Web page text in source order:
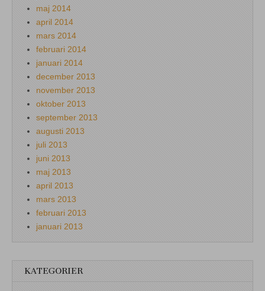
maj 2014
april 2014
mars 2014
februari 2014
januari 2014
december 2013
november 2013
oktober 2013
september 2013
augusti 2013
juli 2013
juni 2013
maj 2013
april 2013
mars 2013
februari 2013
januari 2013
KATEGORIER